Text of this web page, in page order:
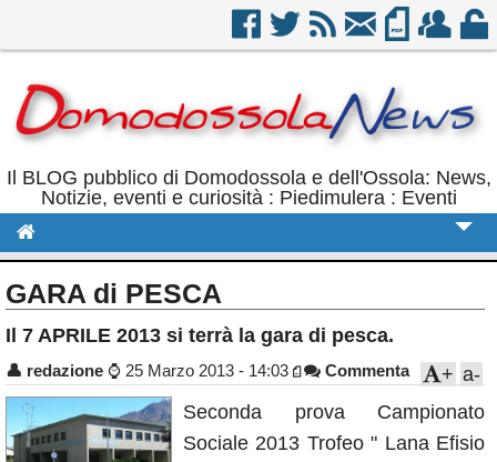
Il BLOG pubblico di Domodossola e dell'Ossola: News,
Notizie, eventi e curiosità : Piedimulera : Eventi
Politica
Eventi
Rubriche
GARA di PESCA
Il 7 APRILE 2013 si terrà la gara di pesca.
👤 redazione ⌚ 25 Marzo 2013 - 14:03 Commenta a-
+
Seconda prova Campionato
Sociale 2013 Trofeo " Lana Efisio